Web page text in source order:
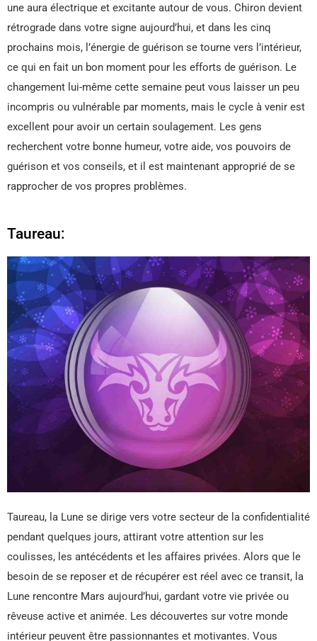
une aura électrique et excitante autour de vous. Chiron devient
rétrograde dans votre signe aujourd’hui, et dans les cinq
prochains mois, l’énergie de guérison se tourne vers l’intérieur,
ce qui en fait un bon moment pour les efforts de guérison. Le
changement lui-même cette semaine peut vous laisser un peu
incompris ou vulnérable par moments, mais le cycle à venir est
excellent pour avoir un certain soulagement. Les gens
recherchent votre bonne humeur, votre aide, vos pouvoirs de
guérison et vos conseils, et il est maintenant approprié de se
rapprocher de vos propres problèmes.
Taureau:
Taureau, la Lune se dirige vers votre secteur de la confidentialité
pendant quelques jours, attirant votre attention sur les
coulisses, les antécédents et les affaires privées. Alors que le
besoin de se reposer et de récupérer est réel avec ce transit, la
Lune rencontre Mars aujourd’hui, gardant votre vie privée ou
rêveuse active et animée. Les découvertes sur votre monde
intérieur peuvent être passionnantes et motivantes. Vous